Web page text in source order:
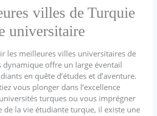
villes de Turquie
universitaire
les meilleures villes universitaires de
dynamique offre un large éventail
en quête d’études et d’aventure.
vous plonger dans l’excellence
turques ou vous imprégner
de la vie étudiante turque, il existe une